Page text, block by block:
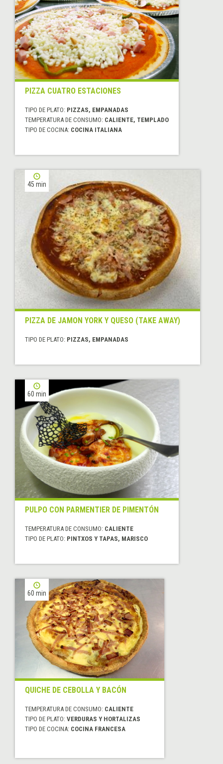
PIZZA CUATRO ESTACIONES
TIPO DE PLATO: PIZZAS, EMPANADAS
TEMPERATURA DE CONSUMO: CALIENTE, TEMPLADO
TIPO DE COCINA: COCINA ITALIANA
45 min
PIZZA DE JAMON YORK Y QUESO (TAKE AWAY)
TIPO DE PLATO: PIZZAS, EMPANADAS
60 min
PULPO CON PARMENTIER DE PIMENTÓN
TEMPERATURA DE CONSUMO: CALIENTE
TIPO DE PLATO: PINTXOS Y TAPAS, MARISCO
60 min
QUICHE DE CEBOLLA Y BACÓN
TEMPERATURA DE CONSUMO: CALIENTE
TIPO DE PLATO: VERDURAS Y HORTALIZAS
TIPO DE COCINA: COCINA FRANCESA